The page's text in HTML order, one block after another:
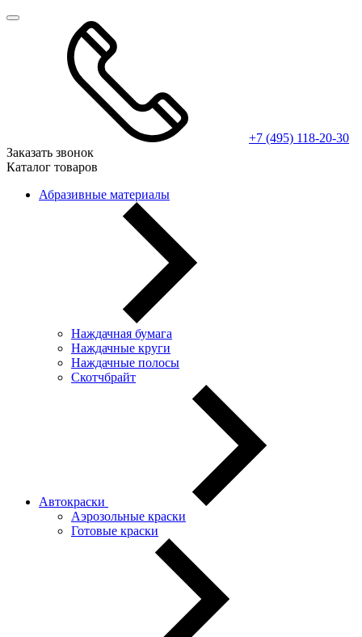
+7 (495) 118-20-30
Заказать звонок
Каталог товаров
Абразивные материалы
Наждачная бумага
Наждачные круги
Наждачные полосы
Скотчбрайт
Автокраски
Аэрозольные краски
Готовые краски